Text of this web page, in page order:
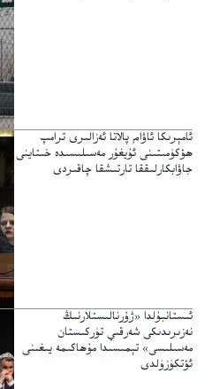
ئامېرىكا ئاۋام پالاتا ئەزالىرى ترامپ
ھۆكۈمىتىنى ئۇيغۇر مەسىلىسىدە خىتاينى
جاۋابكارلىققا تارتىشقا چاقىردى
ئىستانبۇلدا «ژۇرنالىستلارنىڭ
نەزىرىدىكى شەرقىي تۈركىستان
مەسىلىسى» تېمىسىدا مۇھاكىمە يىغىنى
ئۆتكۈزۈلدى